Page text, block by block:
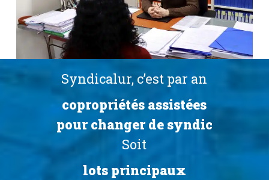
Syndicalur, c’est par an
copropriétés assistées
pour changer de syndic
Soit
lots principaux